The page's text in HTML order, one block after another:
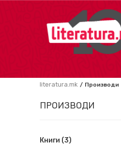
literatura.mk Производи
ПРОИЗВОДИ
Книги (3)